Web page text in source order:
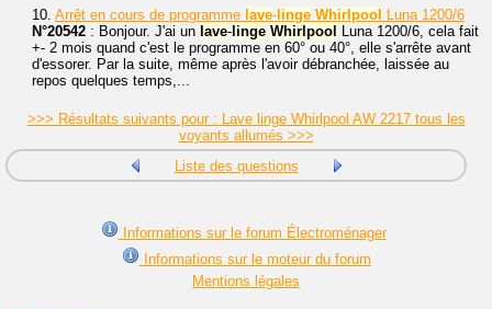
10. Arrêt en cours de programme lave-linge Whirlpool Luna 1200/6
N°20542 : Bonjour. J'ai un lave-linge Whirlpool Luna 1200/6, cela fait
+- 2 mois quand c'est le programme en 60° ou 40°, elle s'arrête avant
d'essorer. Par la suite, même après l'avoir débranchée, laissée au
repos quelques temps,...
>>> Résultats suivants pour : Lave linge Whirlpool AW 2217 tous les
voyants allumés >>>
Liste des questions
Informations sur le forum Électroménager
Informations sur le moteur du forum
Mentions légales